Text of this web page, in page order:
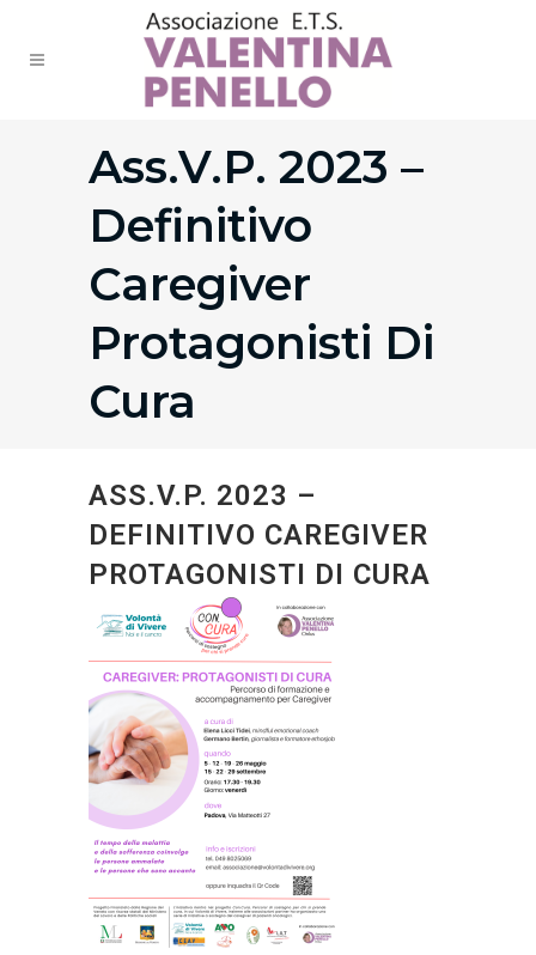
Ass.V.P. 2023 –
Definitivo
Caregiver
Protagonisti Di
Cura
ASS.V.P. 2023 –
DEFINITIVO CAREGIVER
PROTAGONISTI DI CURA